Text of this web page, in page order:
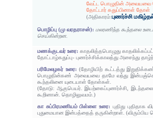
வேட்ட பொழுதின் அவையவை
தோட்டார் கதுப்பினாள் தோள்
(அதிகாரம்:புணர்ச்சி
பொழிப்பு (மு வரதராசன்): மலரணிந்த கூந்தலை
செய்கின்றன.
மணக்குடவர் உரை:காதலித்தபொழுது
தோட்டாழ்கதுப்பு- புணர்ச்சிக்காலத்து அசைந்து
பரிமேலழகர் உரை:(தோழியிற் கூட்டத்து
பொழுதின்கண் அவையவை தாமே வந்து
கூந்தலினை யுடையாள் தோள்கள்.
(தோடு: ஆகுபெயர். இயற்கைப்புணர்ச்சி,
கூறினான். தொழிலுவமம்.)
கா சுப்பிரமணியம் பிள்ளை உரை: புதிது
புதுமையான இன்பத்தைத் தருகின்றாள்.